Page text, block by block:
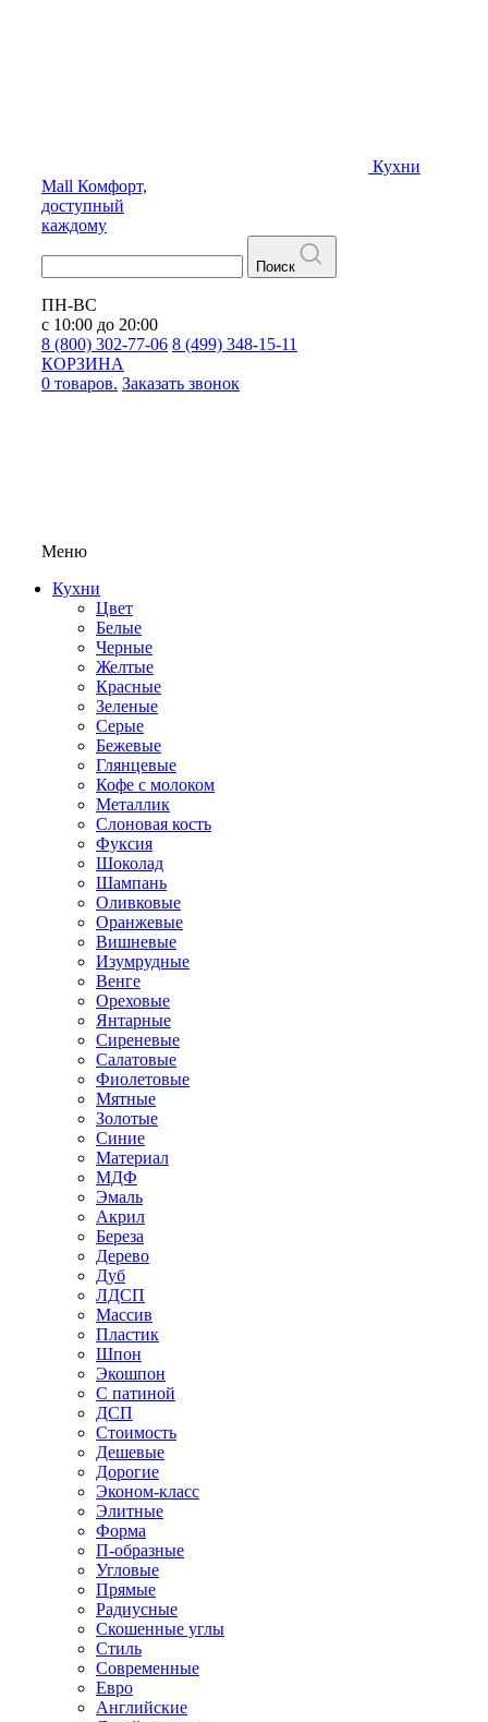
Кухни
Mall Комфорт,
доступный
каждому
Поиск
ПН-ВС
с 10:00 до 20:00
8 (800) 302-77-06 8 (499) 348-15-11
КОРЗИНА
0 товаров. Заказать звонок
Меню
Кухни
Цвет
Белые
Черные
Желтые
Красные
Зеленые
Серые
Бежевые
Глянцевые
Кофе с молоком
Металлик
Слоновая кость
Фуксия
Шоколад
Шампань
Оливковые
Оранжевые
Вишневые
Изумрудные
Венге
Ореховые
Янтарные
Сиреневые
Салатовые
Фиолетовые
Мятные
Золотые
Синие
Материал
МДФ
Эмаль
Акрил
Береза
Дерево
Дуб
ЛДСП
Массив
Пластик
Шпон
Экошпон
С патиной
ДСП
Стоимость
Дешевые
Дорогие
Эконом-класс
Элитные
Форма
П-образные
Угловые
Прямые
Радиусные
Скошенные углы
Стиль
Современные
Евро
Английские